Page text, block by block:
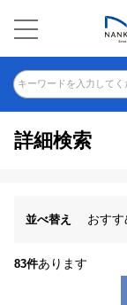
キーワードを入力してく
詳細検索
並べ替え おす
83件あります